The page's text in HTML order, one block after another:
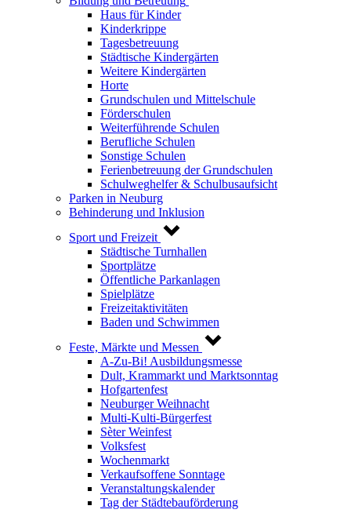
Haus für Kinder
Kinderkrippe
Tagesbetreuung
Städtische Kindergärten
Weitere Kindergärten
Horte
Grundschulen und Mittelschule
Förderschulen
Weiterführende Schulen
Berufliche Schulen
Sonstige Schulen
Ferienbetreuung der Grundschulen
Schulweghelfer & Schulbusaufsicht
Parken in Neuburg
Behinderung und Inklusion
Sport und Freizeit
Städtische Turnhallen
Sportplätze
Öffentliche Parkanlagen
Spielplätze
Freizeitaktivitäten
Baden und Schwimmen
Feste, Märkte und Messen
A-Zu-Bi! Ausbildungsmesse
Dult, Krammarkt und Marktsonntag
Hofgartenfest
Neuburger Weihnacht
Multi-Kulti-Bürgerfest
Sèter Weinfest
Volksfest
Wochenmarkt
Verkaufsoffene Sonntage
Veranstaltungskalender
Tag der Städtebauförderung